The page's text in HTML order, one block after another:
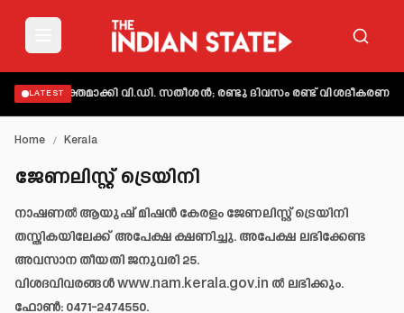
LATEST
വ്യക്തമാക്കി വി.ഡി. സതീശൻ; രണ്ടു ദിവസം രണ്ട്
Home / Kerala
ജേണലിസ്റ്റ് ട്രെയിനി
നാഷണൽ ആയുഷ് മിഷൻ കേരളം ജേണലിസ്റ്റ് ട്രെയിനി
തസ്തികയിലേക്ക് അപേക്ഷ ക്ഷണിച്ചു. അപേക്ഷ ലഭിക്കേണ്ട
അവസാന തീയതി ജനുവരി 25.
വിശദവിവരങ്ങൾ www.nam.kerala.gov.in ൽ ലഭിക്കും.
ഫോൺ: 0471-2474550.